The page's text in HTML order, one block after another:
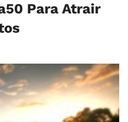
Para Atrair